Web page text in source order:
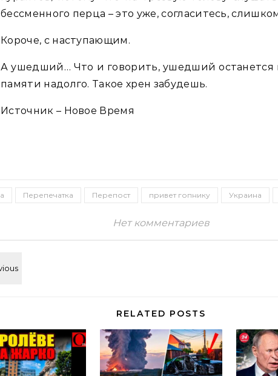
бессменного перца – это уже, согласитесь,
Короче, с наступающим.
А ушедший… Что и говорить, ушедший останется
памяти надолго. Такое хрен забудешь.
Источник – Новое Время
Перепечатка Перепост привет гопнику Украина
Нет комментариев
RELATED POSTS